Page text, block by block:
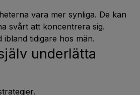
vara mer synliga. De kan
svårt att koncentrera sig.
tidigare hos män.
underlätta